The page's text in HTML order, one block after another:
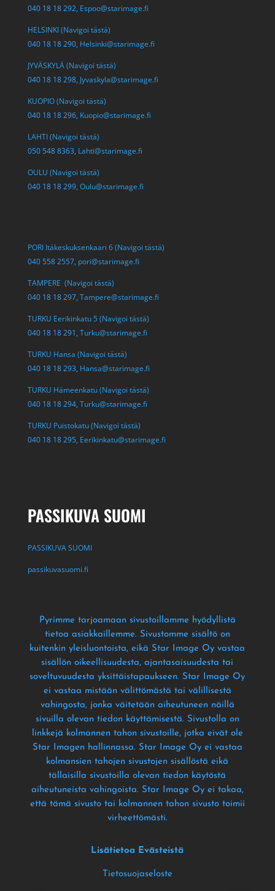
040 18 18 292, Espoo@starimage.fi
HELSINKI (Navigoi tästä)
040 18 18 290, Helsinki@starimage.fi
JYVÄSKYLÄ (Navigoi tästä)
040 18 18 298, Jyvaskyla@starimage.fi
KUOPIO (Navigoi tästä)
040 18 18 296, Kuopio@starimage.fi
LAHTI (Navigoi tästä)
050 548 8363, Lahti@starimage.fi
OULU (Navigoi tästä)
040 18 18 299, Oulu@starimage.fi
PORI Itäkeskuksenkaari 6 (Navigoi tästä)
040 558 2557, pori@starimage.fi
TAMPERE (Navigoi tästä)
040 18 18 297, Tampere@starimage.fi
TURKU Eerikinkatu 5 (Navigoi tästä)
040 18 18 291, Turku@starimage.fi
TURKU Hansa (Navigoi tästä)
040 18 18 293, Hansa@starimage.fi
TURKU Hämeenkatu (Navigoi tästä)
040 18 18 294, Turku@starimage.fi
TURKU Puistokatu (Navigoi tästä)
040 18 18 295, Eerikinkatu@starimage.fi
PASSIKUVA SUOMI
PASSIKUVA SUOMI
passikuvasuomi.fi
Pyrimme tarjoamaan sivustoillamme hyödyllistä
tietoa asiakkaillemme. Sivustomme sisältö on
kuitenkin yleisluontoista, eikä Star Image Oy vastaa
sisällön oikeellisuudesta, ajantasaisuudesta tai
soveltuvuudesta yksittäistapaukseen. Star Image Oy
ei vastaa mistään välittömästä tai välillisestä
vahingosta, jonka väitetään aiheutuneen näillä
sivuilla olevan tiedon käyttämisestä. Sivustolla on
linkkejä kolmannen tahon sivustoille, jotka eivät ole
Star Imagen hallinnassa. Star Image Oy ei vastaa
kolmansien tahojen sivustojen sisällöstä eikä
tällaisilla sivustoilla olevan tiedon käytöstä
aiheutuneista vahingoista. Star Image Oy ei takaa,
että tämä sivusto tai kolmannen tahon sivusto toimii
virheettömästi.
Lisätietoa Evästeistä
Tietosuojaseloste